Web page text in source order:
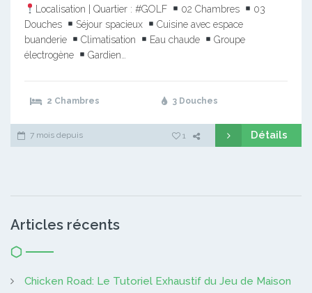
Localisation | Quartier : #GOLF
02 Chambres
03
Douches
Séjour spacieux
Cuisine avec espace
buanderie
Climatisation Eau chaude
Groupe
électrogène
Gardien…
2 Chambres 3 Douches
7 mois depuis 1 Détails
Articles récents
Chicken Road: Le Tutoriel Exhaustif du Jeu de Maison